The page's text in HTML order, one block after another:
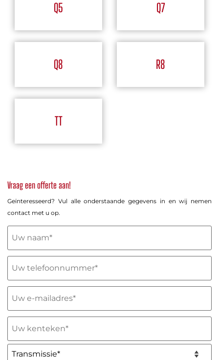
Q5 Q7
Q8 R8
TT
Vraag een offerte aan!
Geïnteresseerd? Vul alle onderstaande gegevens in en wij nemen
contact met u op.
Uw
naam
Telefoon
(Vereist)
E-
mailadres
Uw
kenteken
Transmissie*
(Vereist)